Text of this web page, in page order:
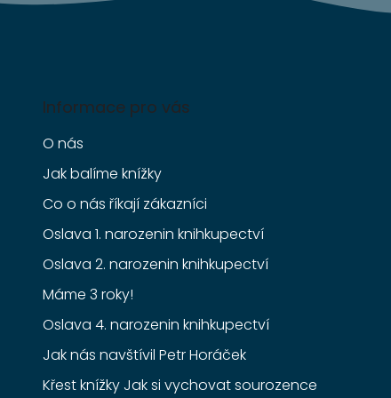
Informace pro vás
O nás
Jak balíme knížky
Co o nás říkají zákazníci
Oslava 1. narozenin knihkupectví
Oslava 2. narozenin knihkupectví
Máme 3 roky!
Oslava 4. narozenin knihkupectví
Jak nás navštívil Petr Horáček
Křest knížky Jak si vychovat sourozence